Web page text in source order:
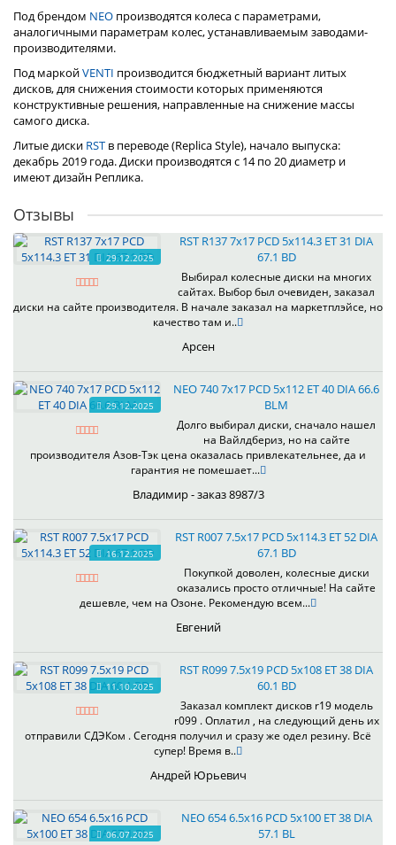
Под брендом NEO производятся колеса с параметрами,
аналогичными параметрам колес, устанавливаемым заводами-
производителями.
Под маркойVENTI производится бюджетный вариант литых
дисков, для снижения стоимости которых применяются
конструктивные решения, направленные на снижение массы
самого диска.
Литые диски RST в переводе (Replica Style), начало выпуска:
декабрь 2019 года. Диски производятся с 14 по 20 диаметр и
имеют дизайн Реплика.
Отзывы
29.12.2025
RST R137 7x17 PCD 5x114.3 ET 31 DIA
67.1 BD
Выбирал колесные диски на многих
сайтах. Выбор был очевиден, заказал
диски на сайте производителя. В начале заказал на маркетплэйсе, но
качество там и..
Арсен
29.12.2025
NEO 740 7x17 PCD 5x112 ET 40 DIA 66.6
BLM
Долго выбирал диски, сначало нашел
на Вайлдбериз, но на сайте
производителя Азов-Тэк цена оказалась привлекательнее, да и
гарантия не помешает...
Владимир - заказ 8987/3
16.12.2025
RST R007 7.5x17 PCD 5x114.3 ET 52 DIA
67.1 BD
Покупкой доволен, колесные диски
оказались просто отличные! На сайте
дешевле, чем на Озоне. Рекомендую всем...
Евгений
11.10.2025
RST R099 7.5x19 PCD 5x108 ET 38 DIA
60.1 BD
Заказал комплект дисков r19 модель
r099 . Оплатил , на следующий день их
отправили СДЭКом . Сегодня получил и сразу же одел резину. Всё
супер! Время в..
Андрей Юрьевич
06.07.2025
NEO 654 6.5x16 PCD 5x100 ET 38 DIA
57.1 BL